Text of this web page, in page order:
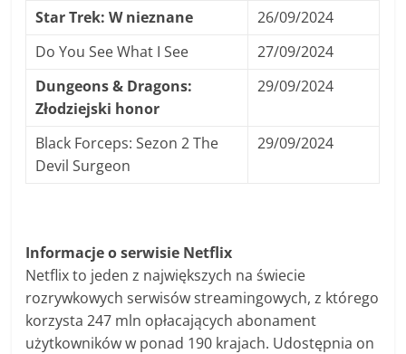
Star Trek: W nieznane
26/09/2024
Do You See What I See
27/09/2024
Dungeons & Dragons:
Złodziejski honor
29/09/2024
Black Forceps: Sezon 2 The
Devil Surgeon
29/09/2024
Informacje o serwisie Netflix
Netflix to jeden z największych na świecie
rozrywkowych serwisów streamingowych, z którego
korzysta 247 mln opłacających abonament
użytkowników w ponad 190 krajach. Udostępnia on